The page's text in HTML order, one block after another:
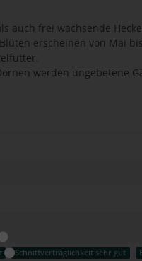
frei wachsende
erscheinen von Mai
werden ungebetene
Schnittverträglichkeit sehr gut